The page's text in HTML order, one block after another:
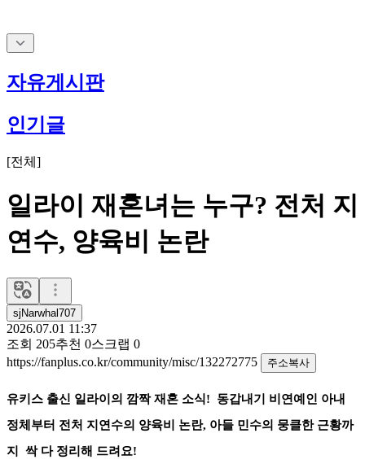
자유게시판
인기글
[전체 ]
일라이 재혼녀는 누구? 전처 지
연수, 양육비 논란
sjNarwhal707
2026.07.01 11:37
조회 205추천 0스크랩 0
https://fanplus.co.kr/community/misc/132272775
주소복사
유키스 출신 일라이의 깜짝 재혼 소식! 동갑내기 비연예인 아내
정체부터 전처 지연수의 양육비 논란, 아들 민수의 뭉클한 근황까
지 싹 다 정리해 드려요!